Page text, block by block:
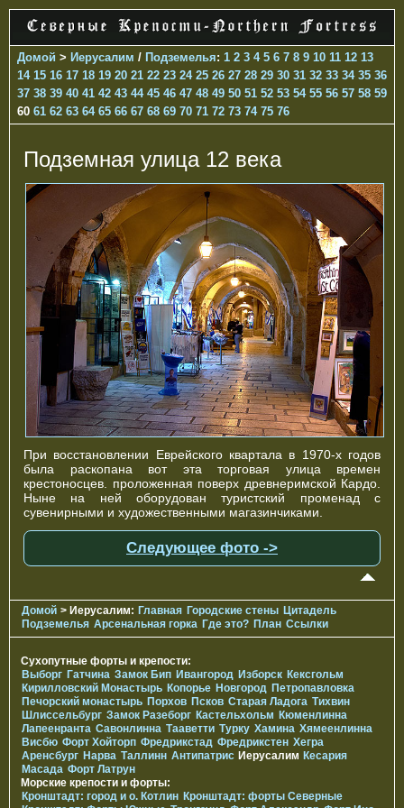
Домой > Иерусалим / Подземелья: 1 2 3 4 5 6 7 8 9 10 11 12 13
14 15 16 17 18 19 20 21 22 23 24 25 26 27 28 29 30 31 32 33 34 35 36
37 38 39 40 41 42 43 44 45 46 47 48 49 50 51 52 53 54 55 56 57 58 59
60 61 62 63 64 65 66 67 68 69 70 71 72 73 74 75 76
Подземная улица 12 века
При восстановлении Еврейского квартала в 1970-х годов
была раскопана вот эта торговая улица времен
крестоносцев. проложенная поверх древнеримской Кардо.
Ныне на ней оборудован туристский променад с
сувенирными и художественными магазинчиками.
Следующее фото ->
Домой > Иерусалим: Главная Городские стены Цитадель
Подземелья Арсенальная горка Где это? План Ссылки
Сухопутные форты и крепости:
Выборг Гатчина Замок Бип Ивангород Изборск Кексгольм
Кирилловский Монастырь Копорье Новгород Петропавловка
Печорcкий монастырь Порхов Псков Старая Ладога Тихвин
Шлиссельбург Замок Разеборг Кастельхольм Кюменлинна
Лапеенранта Савонлинна Тааветти Турку Хамина Хямеенлинна
Висбю Форт Хойторп Фредрикстад Фредрикстен Хегра
Аренсбург Нарва Таллинн Антипатрис Иерусалим Кесария
Масада Форт Латрун
Морские крепости и форты:
Кронштадт: город и о. Котлин Кронштадт: форты Северные